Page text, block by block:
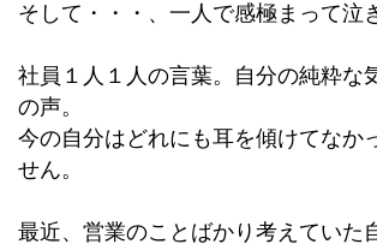
そして・・・、一人で感極まって泣
社員１人１人の言葉。自分の純粋な
の声。
今の自分はどれにも耳を傾けてなか
せん。
最近、営業のことばかり考えていた